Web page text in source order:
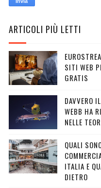
ARTICOLI PIÙ LETTI
SITI WEB
GRATIS
DAVVERO
WEBB HA
NELLE
QUALI
ITALIA E
DIETRO